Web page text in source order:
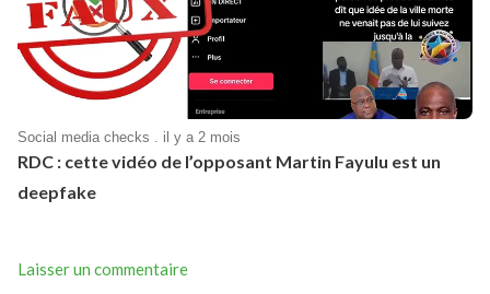
Social media checks . il y a 2 mois
RDC : cette vidéo de l’opposant Martin Fayulu est un
deepfake
Laisser un commentaire